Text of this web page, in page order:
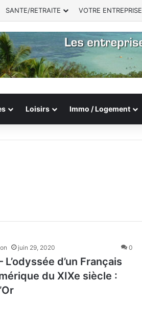
SANTE/RETRAITE VOTRE ENTREPRISE
Loisirs Immo / Logement
juin 29, 2020 0
L’odyssée d’un Français
du XIXe siècle :